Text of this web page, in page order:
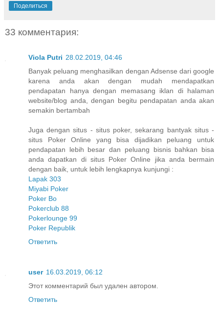
Поделиться
33 комментария:
Viola Putri 28.02.2019, 04:46
Banyak peluang menghasilkan dengan Adsense dari google
karena anda akan dengan mudah mendapatkan
pendapatan hanya dengan memasang iklan di halaman
website/blog anda, dengan begitu pendapatan anda akan
semakin bertambah
Juga dengan situs - situs poker, sekarang bantyak situs -
situs Poker Online yang bisa dijadikan peluang untuk
pendapatan lebih besar dan peluang bisnis bahkan bisa
anda dapatkan di situs Poker Online jika anda bermain
dengan baik, untuk lebih lengkapnya kunjungi :
Lapak 303
Miyabi Poker
Poker Bo
Pokerclub 88
Pokerlounge 99
Poker Republik
Ответить
user 16.03.2019, 06:12
Этот комментарий был удален автором.
Ответить